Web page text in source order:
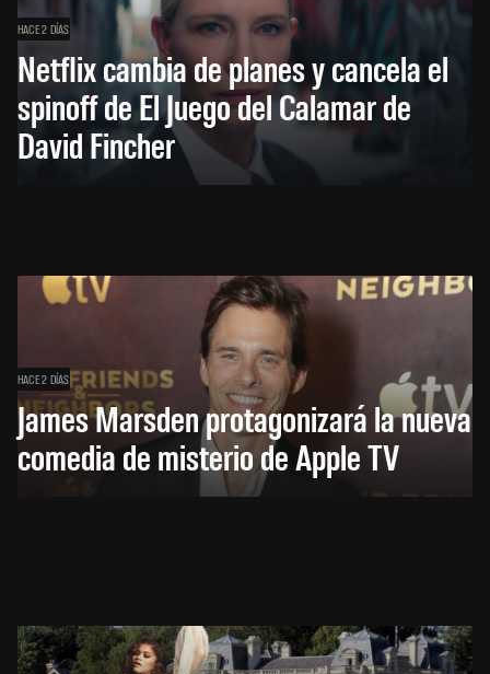
HACE 2 DÍAS
Netflix cambia de planes y cancela el
spinoff de El Juego del Calamar de
David Fincher
HACE 2 DÍAS
James Marsden protagonizará la nueva
comedia de misterio de Apple TV